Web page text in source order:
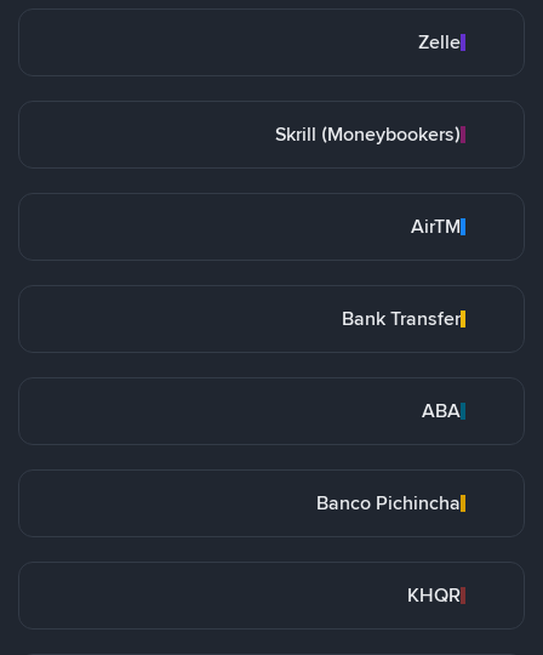
Zelle
Skrill (Moneybookers)
AirTM
Bank Transfer
ABA
Banco Pichincha
KHQR